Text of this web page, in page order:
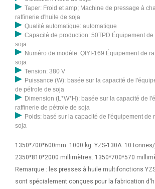
Taper: Froid et amp; Machine de pressage à
raffinerie d'huile de soja
Qualité automatique: automatique
Capacité de production: 50TPD Équipement
soja
Numéro de modèle: QIYI-169 Équipement de
soja
Tension: 380 V
Puissance (W): basée sur la capacité de
de pétrole de soja
Dimension (L*W*H): basée sur la capacité de
raffinerie de pétrole de soja
Poids: basé sur la capacité de l'équipement de
soja
1350*700*600mm. 1000 kg. YZS-130A. 10 tonnes/
2350*810*2000 millimètres. 1350*700*570
Remarque : les presses à huile multifonctions
sont spécialement conçues pour la fabrication